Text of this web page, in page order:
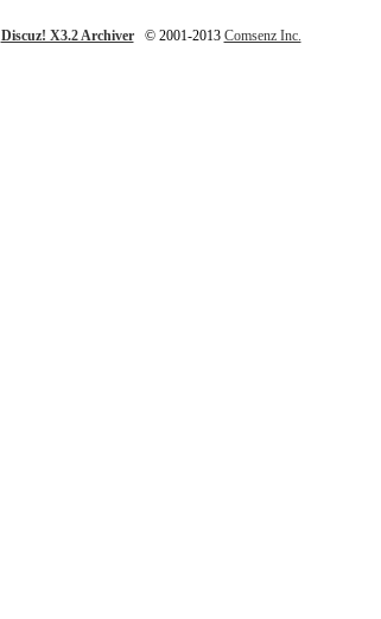
Discuz! X3.2 Archiver© 2001-2013 Comsenz Inc.